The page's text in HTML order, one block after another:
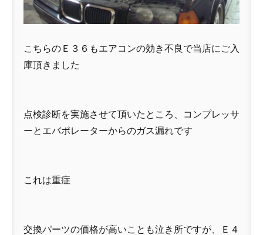
こちらのＥ３６もエアコンの効き不良で当店にご入
庫頂きました
点検診断を実施させて頂いたところ、コンプレッサ
ーとエバポレーターからのガス漏れです
これは重症
交換パーツの価格が高いことも泣き所ですが、Ｅ４